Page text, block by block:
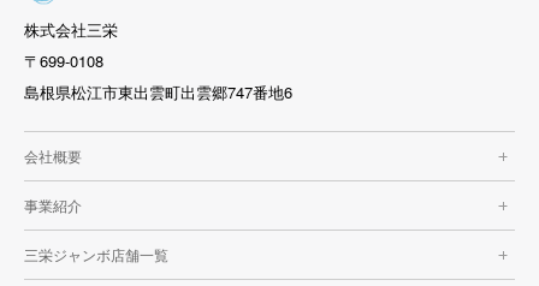
株式会社三栄
〒699-0108
島根県松江市東出雲町出雲郷747番地6
会社概要
トップメッセージ＆会社概要
事業紹介
パチンコ
三栄ジャンボ店舗一覧